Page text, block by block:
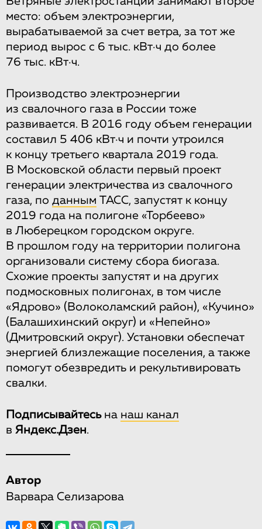
место: объем электроэнергии,
вырабатываемой за счет ветра, за тот же
период вырос с 6 тыс. кВт·ч до более
76 тыс. кВт·ч.
Производство электроэнергии
из свалочного газа в России тоже
развивается. В 2016 году объем генерации
составил 5 406 кВт·ч и почти утроился
к концу третьего квартала 2019 года.
В Московской области первый проект
генерации электричества из свалочного
газа, по данным ТАСС, запустят к концу
2019 года на полигоне «Торбеево»
в Люберецком городском округе.
В прошлом году на территории полигона
организовали систему сбора биогаза.
Схожие проекты запустят и на других
подмосковных полигонах, в том числе
«Ядрово» (Волоколамский район), «Кучино»
(Балашихинский округ) и «Непейно»
(Дмитровский округ). Установки обеспечат
энергией близлежащие поселения, а также
помогут обезвредить и рекультивировать
свалки.
Подписывайтесьна наш канал
в Яндекс.Дзен.
Автор
Варвара Селизарова